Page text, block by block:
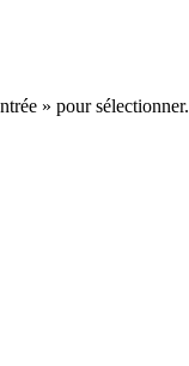
» pour sélectionner.